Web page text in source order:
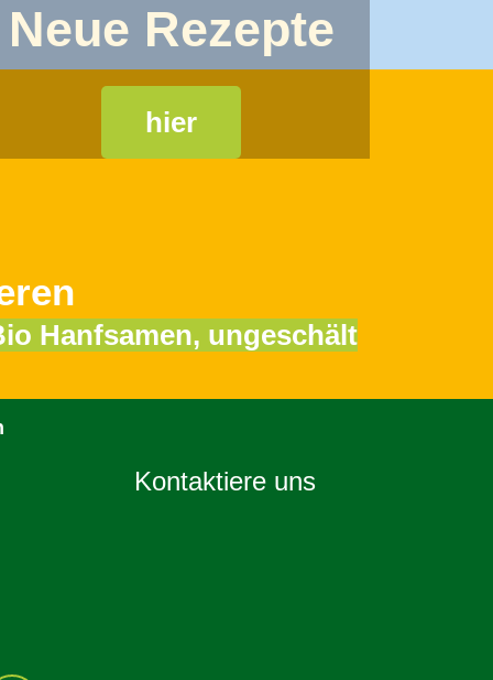
Neue Rezepte
hier
Hanfsamen, ungeschält
Kontaktiere uns